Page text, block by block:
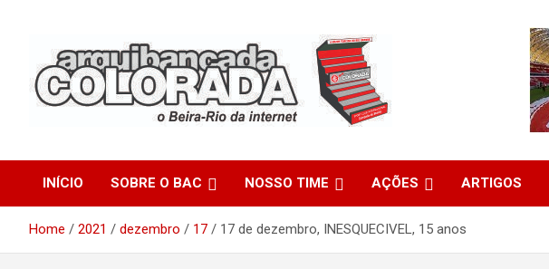
Arquibancada Colorada
INÍCIO SOBRE O BAC NOSSO TIME AÇÕES ARTIGOS
Home 2021 dezembro 17 17 de dezembro, INESQUECIVEL, 15 anos